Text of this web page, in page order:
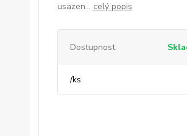
usazen... celý popis
Dostupnost
/ks